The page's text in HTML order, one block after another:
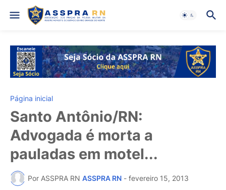
Página inicial
Santo Antônio/RN:
Advogada é morta a
pauladas em motel...
Por ASSPRA RN ASSPRA RN - fevereiro 15, 2013